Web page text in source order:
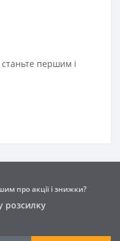
першим і
про акції і знижки?
розсилку